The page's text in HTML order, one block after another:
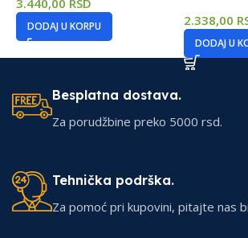
DODAJ U KORPU
2.338,00
DODAJ U
Besplatna dostava.
Za porudžbine preko 5000 rsd.
Tehnička podrška.
Za pomoć pri kupovini, pitajte nas